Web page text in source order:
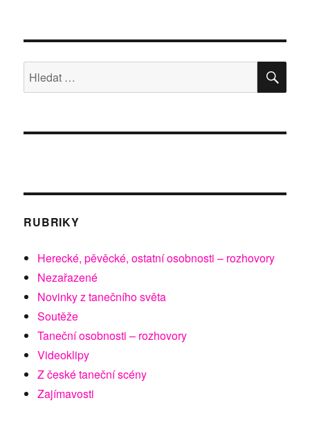
Hledat:
RUBRIKY
Herecké, pěvěcké, ostatní osobnosti – rozhovory
Nezařazené
Novinky z tanečního světa
Soutěže
Taneční osobnosti – rozhovory
Videoklipy
Z české taneční scény
Zajímavosti